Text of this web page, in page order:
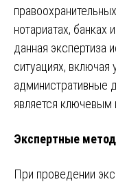
нотариатах, банках
данная экспертиза
ситуациях, включая
административные
является ключевым
Экспертные
При проведении